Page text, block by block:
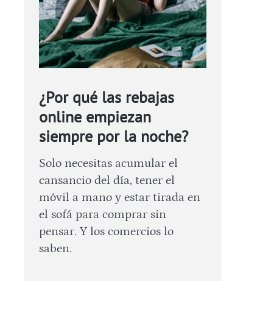
¿Por qué las rebajas
online empiezan
siempre por la noche?
Solo necesitas acumular el
cansancio del día, tener el
móvil a mano y estar tirada en
el sofá para comprar sin
pensar. Y los comercios lo
saben.